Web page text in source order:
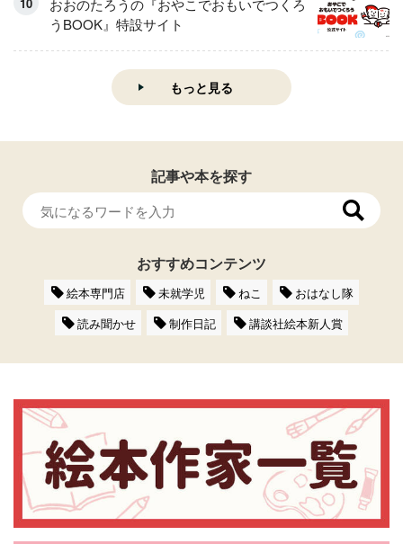
おおのたろうの『おやこでおもいでつくろ
うBOOK』特設サイト
もっと見る
記事や本を探す
おすすめコンテンツ
絵本専門店 未就学児 ねこ
おはなし隊
読み聞かせ
制作日記 講談社絵本新人賞